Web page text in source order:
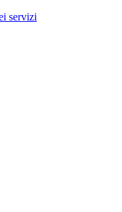
servizi